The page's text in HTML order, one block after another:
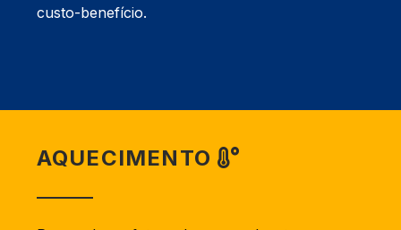
custo-benefício.
AQUECIMENTO